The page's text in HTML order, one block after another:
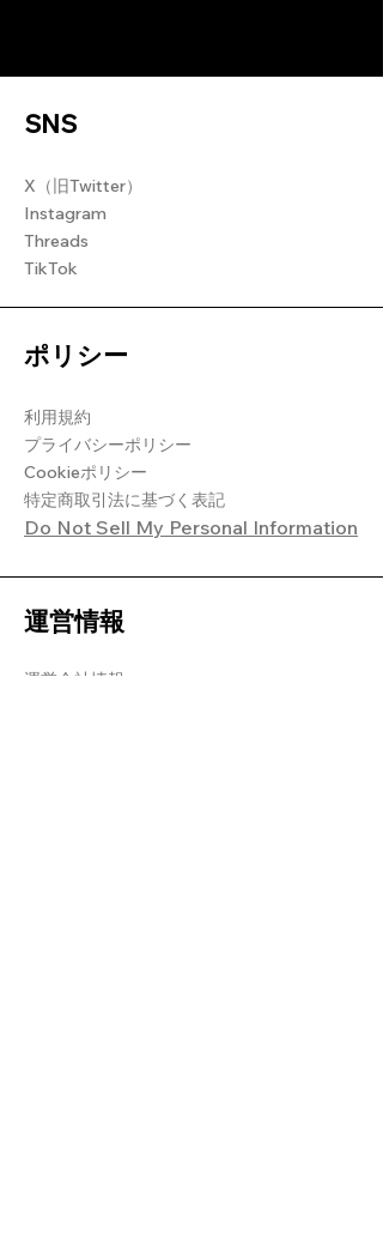
SNS
X（旧Twitter）
Instagram
Threads
TikTok
ポリシー
利用規約
プライバシーポリシー
Cookieポリシー
特定商取引法に基づく表記
Do Not Sell My Personal Information
​運営情報
​運営会社情報